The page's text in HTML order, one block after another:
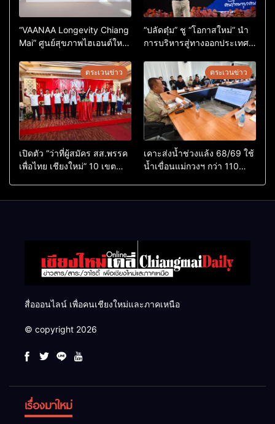
“VAANAA Longevity Chiang
Mai” ศูนย์สุขภาพไฮเอนต์ใหญ่
“ปลัดตุ๋ม” ชู “โอกาสใหม่” นำ
การบริหารสู่ทางออกประเทศ
ตระเวนข่าว
เปิดตัว “ว่าที่ผู้สมัคร สส.พรรค
เพื่อไทย เชียงใหม่” 10 เขต
ตระเวนข่าว
เคาะส่งน้ำช่วงแล้ง 68/69 ใช้
น้ำเขื่อนแม่กวงฯ กว่า 110
สื่อออนไลน์ เพื่อคนเชียงใหม่และภาคเหนือ
© copyright 2026
เรื่องมาใหม่